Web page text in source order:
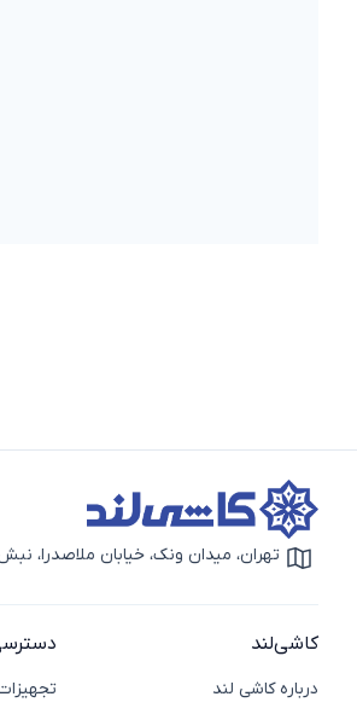
آیکون نقشه
تهران، میدان ونک، خیابان ملاصدرا، نبش
کاشی‌لند
درباره کاشی لند